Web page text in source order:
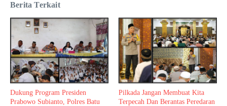
Berita Terkait
Dukung Program Presiden
Prabowo Subianto, Polres Batu
Pilkada Jangan Membuat Kita
Terpecah Dan Berantas Peredaran